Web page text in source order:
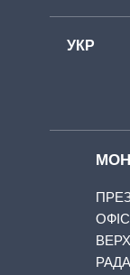
УКР
ОФІС
РАДА